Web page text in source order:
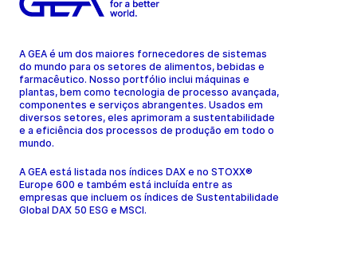
A GEA é um dos maiores fornecedores de sistemas
do mundo para os setores de alimentos, bebidas e
farmacêutico. Nosso portfólio inclui máquinas e
plantas, bem como tecnologia de processo avançada,
componentes e serviços abrangentes. Usados em
diversos setores, eles aprimoram a sustentabilidade
e a eficiência dos processos de produção em todo o
mundo.
A GEA está listada nos índices DAX e no STOXX®
Europe 600 e também está incluída entre as
empresas que incluem os índices de Sustentabilidade
Global DAX 50 ESG e MSCI.